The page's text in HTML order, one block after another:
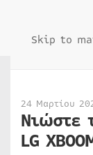
Skip to
24 Μαρτίου
Νιώστε
LG